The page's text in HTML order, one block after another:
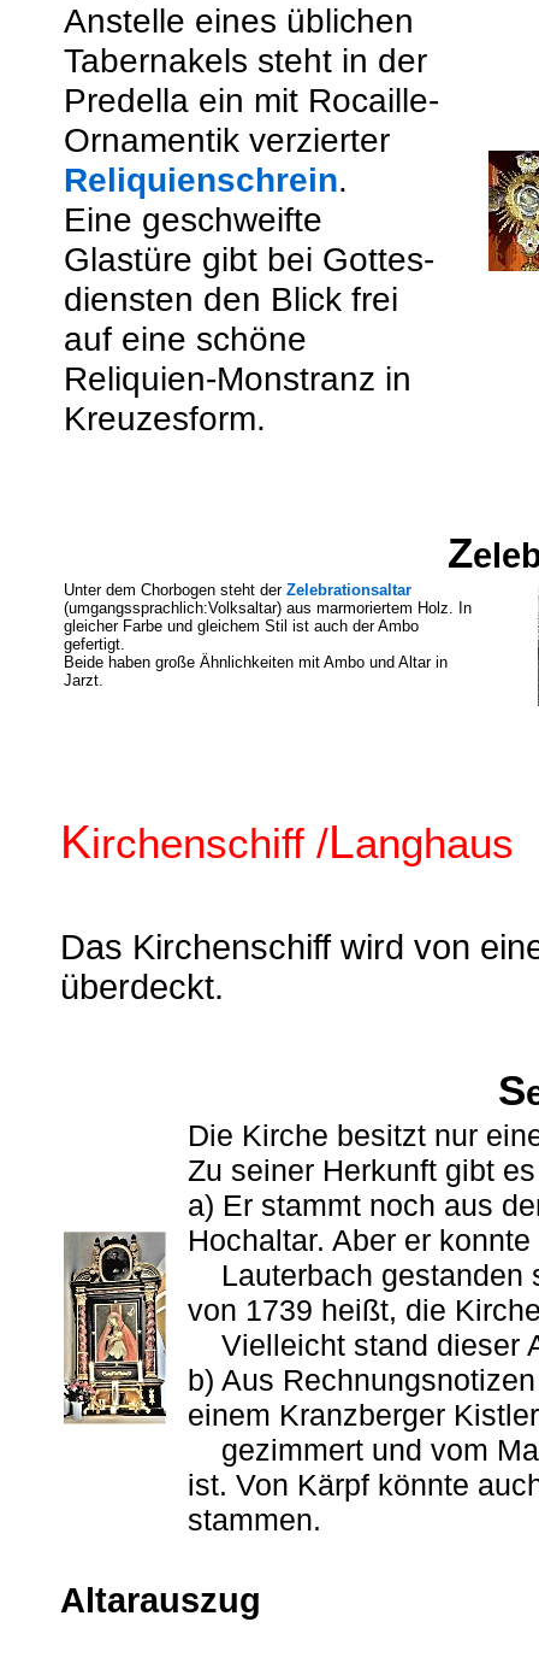
Anstelle eines üblichen
Tabernakels steht in der
Predella ein mit Rocaille-
Ornamentik verzierter
Reliquienschrein.
Eine geschweifte
Glastüre gibt bei Gottes-
diensten den Blick frei
auf eine schöne
Reliquien-Monstranz in
Kreuzesform.
Z
Unter dem Chorbogen steht der Zelebrationsaltar
(umgangssprachlich:Volksaltar) aus marmoriertem Holz. In
gleicher Farbe und gleichem Stil ist auch der Ambo
gefertigt.
Beide haben große Ähnlichkeiten mit Ambo und Altar in
Jarzt.
Kirchenschiff /Langhaus
Das Kirchenschiff wird von
überdeckt.
S
Die Kirche besitzt nur
Zu seiner Herkunft gibt
a) Er stammt noch aus
Hochaltar. Aber er
Lauterbach gestanden
von 1739 heißt, die
Vielleicht stand dieser
b) Aus
einem Kranzberger
gezimmert und vom
ist. Von Kärpf könnte
stammen.
Altarauszug